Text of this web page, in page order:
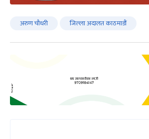
अरुण चौधरी जिल्ला अदालत काठमाडौं